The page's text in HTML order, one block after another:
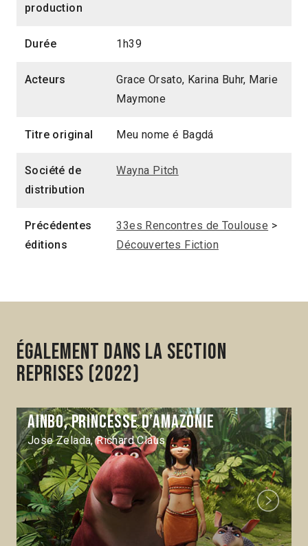
production
Durée 1h39
Acteurs
Grace Orsato, Karina Buhr, Marie
Maymone
Titre original Meu nome é Bagdá
Société de
distribution
Wayna Pitch
Précédentes
éditions
33es Rencontres de Toulouse >
Découvertes Fiction
Également dans la section
Reprises (2022)
Ainbo, princesse d’Amazonie
Jose Zelada, Richard Claus
Next